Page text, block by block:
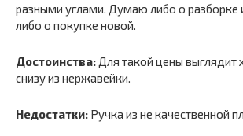
разными углами. Думаю либо о разборке
либо о покупке новой.
Достоинства: Для такой цены выглядит
снизу из нержавейки.
Недостатки: Ручка из не качественной